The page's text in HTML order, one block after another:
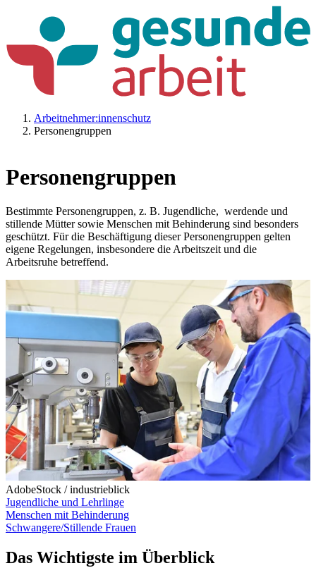
Arbeitnehmer:innenschutz
Personengruppen
Personengruppen
Bestimmte Personengruppen, z. B. Jugendliche, werdende und
stillende Mütter sowie Menschen mit Behinderung sind besonders
geschützt. Für die Beschäftigung dieser Personengruppen gelten
eigene Regelungen, insbesondere die Arbeitszeit und die
Arbeitsruhe betreffend.
AdobeStock / industrieblick
Jugendliche und Lehrlinge
Menschen mit Behinderung
Schwangere/Stillende Frauen
Das Wichtigste im Überblick